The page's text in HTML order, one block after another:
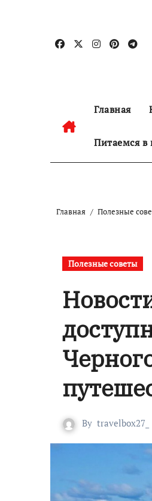
содержанию
Главная
Питаемся в
Главная Полезные
Полезные советы
By travelbox27_